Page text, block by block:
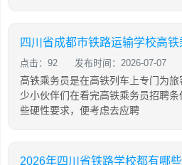
四川省成都市铁路运输学校高
点击：92 发布时间：2026-07-07
高铁乘务员是在高铁列车上专门为
少小伙伴们在看完高铁乘务员招聘
些硬性要求，便考虑去应聘
2026年四川省铁路学校都有哪些